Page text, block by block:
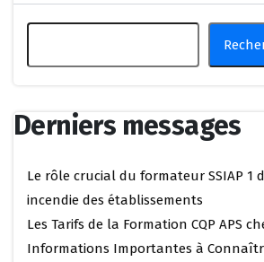
Derniers messages
Le rôle crucial du formateur SSIAP 1
incendie des établissements
Les Tarifs de la Formation CQP APS
Informations Importantes à